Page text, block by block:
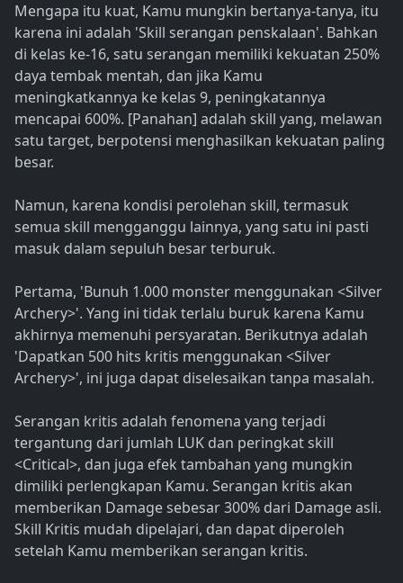
Mengapa itu kuat, Kamu mungkin bertanya-tanya, itu
karena ini adalah 'Skill serangan penskalaan'. Bahkan
di kelas ke-16, satu serangan memiliki kekuatan 250%
daya tembak mentah, dan jika Kamu
meningkatkannya ke kelas 9, peningkatannya
mencapai 600%. [Panahan] adalah skill yang, melawan
satu target, berpotensi menghasilkan kekuatan paling
besar.
Namun, karena kondisi perolehan skill, termasuk
semua skill mengganggu lainnya, yang satu ini pasti
masuk dalam sepuluh besar terburuk.
Pertama, 'Bunuh 1.000 monster menggunakan <Silver
Archery>'. Yang ini tidak terlalu buruk karena Kamu
akhirnya memenuhi persyaratan. Berikutnya adalah
'Dapatkan 500 hits kritis menggunakan <Silver
Archery>', ini juga dapat diselesaikan tanpa masalah.
Serangan kritis adalah fenomena yang terjadi
tergantung dari jumlah LUK dan peringkat skill
<Critical>, dan juga efek tambahan yang mungkin
dimiliki perlengkapan Kamu. Serangan kritis akan
memberikan Damage sebesar 300% dari Damage asli.
Skill Kritis mudah dipelajari, dan dapat diperoleh
setelah Kamu memberikan serangan kritis.